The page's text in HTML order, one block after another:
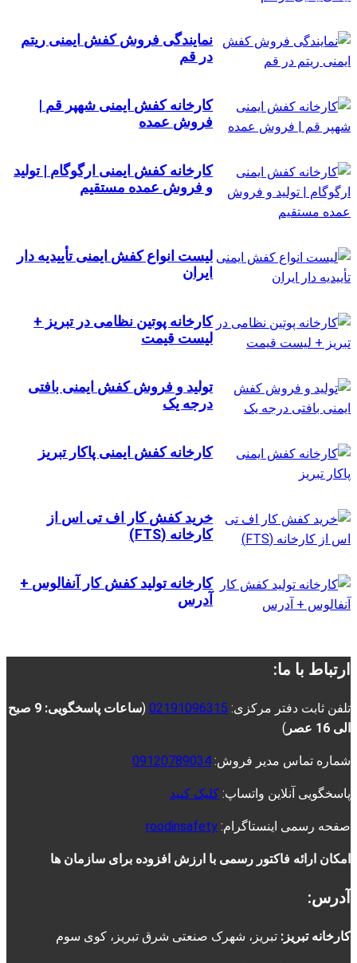
نمایندگی فروش کفش ایمنی ریتم
در قم
کارخانه کفش ایمنی شهپر قم |
فروش عمده
کارخانه کفش ایمنی ارگوگام | تولید
و فروش عمده مستقیم
لیست انواع کفش ایمنی تأییدیه دار
ایران
کارخانه پوتین نظامی در تبریز +
لیست قیمت
تولید و فروش کفش ایمنی بافتی
درجه یک
کارخانه کفش ایمنی پاکار تبریز
خرید کفش کار اف تی اس از
کارخانه (FTS)
کارخانه تولید کفش کار آنفالوس +
آدرس
ارتباط با ما:
تلفن ثابت دفتر مرکزی: 02191096315
(
ساعات پاسخگویی: 9 صبح
الی 16 عصر
)
شماره تماس مدیر فروش: 09120789034
پاسخگویی آنلاین واتساپ: کلیک کنید
صفحه رسمی اینستاگرام: roodinsafety
امکان ارائه فاکتور رسمی با ارزش افزوده برای سازمان ها
آدرس:
کارخانه تبریز: تبریز، شهرک صنعتی شرق تبریز، کوی سوم